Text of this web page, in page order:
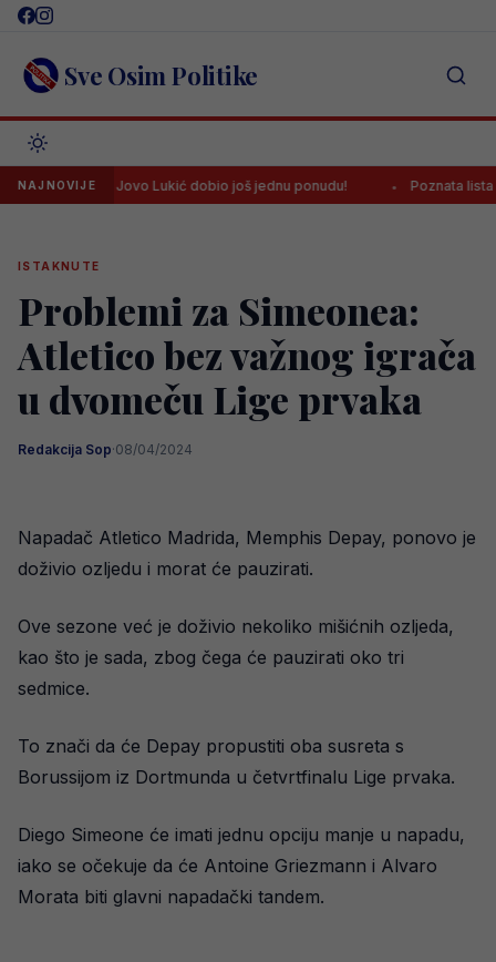
Skip
content Sve Osim Politike
NAJNOVIJEJovo Lukić dobio još jednu ponudu! Poznata lista
ISTAKNUTE
Problemi za Simeonea:
Atletico bez važnog igrača
u dvomeču Lige prvaka
Redakcija Sop·08/04/2024
Napadač Atletico Madrida, Memphis Depay, ponovo je
doživio ozljedu i morat će pauzirati.
Ove sezone već je doživio nekoliko mišićnih ozljeda,
kao što je sada, zbog čega će pauzirati oko tri
sedmice.
To znači da će Depay propustiti oba susreta s
Borussijom iz Dortmunda u četvrtfinalu Lige prvaka.
Diego Simeone će imati jednu opciju manje u napadu,
iako se očekuje da će Antoine Griezmann i Alvaro
Morata biti glavni napadački tandem.